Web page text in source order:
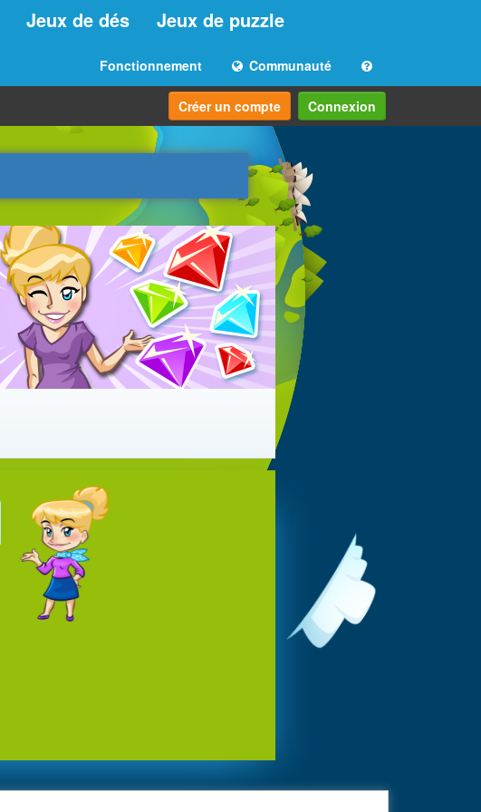
Jeux de dés Jeux de puzzle
Fonctionnement Communauté
Créer un compte Connexion